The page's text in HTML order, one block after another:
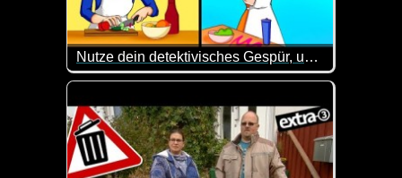
Nutze dein detektivisches Gespür, um 24 knifflige Rätsel zu knacken
Hier ist etwas Gehirnschmalz angesagt. Kannst